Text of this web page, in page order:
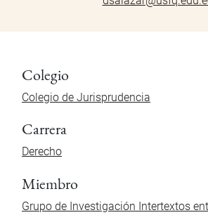
Colegio
Colegio de Jurisprudencia
Carrera
Derecho
Miembro
Grupo de Investigación Intertextos